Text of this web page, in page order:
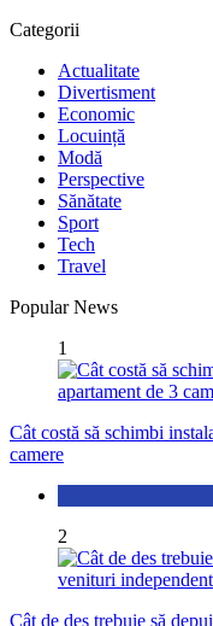
Categorii
Actualitate
Divertisment
Economic
Locuință
Modă
Perspective
Sănătate
Sport
Tech
Travel
Popular News
1
Cât costă să schimbi
camere
2
Cât de des trebuie să